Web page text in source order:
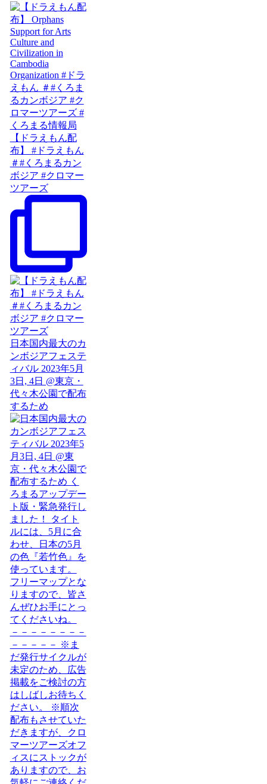
【ドラえもん配
布】 #ドラえもん
＃#くろまるカン
ボジア #クロマー
ツアーズ
日本国内最大のカ
ンボジアフェステ
ィバル 2023年5月
3日, 4日 @東京・
代々木公園で配布
するため